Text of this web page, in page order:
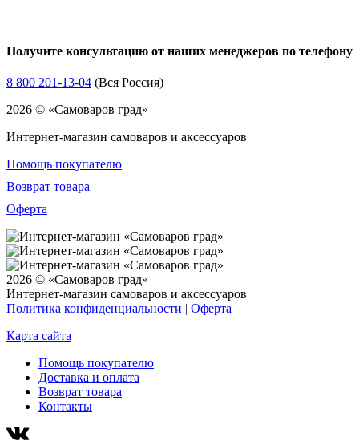
Получите консультацию от наших менеджеров по телефону
8 800 201-13-04 (Вся Россия)
2026 © «Самоваров град»
Интернет-магазин самоваров и аксессуаров
Помощь покупателю
Возврат товара
Оферта
2026 © «Самоваров град»
Интернет-магазин самоваров и аксессуаров
Политика конфиденциальности | Оферта
Карта сайта
Помощь покупателю
Доставка и оплата
Возврат товара
Контакты